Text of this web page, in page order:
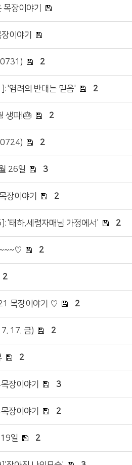
장이야기
이야기
2
염려의 반대는 믿음' 2
생파!🎂 2
2
26일 3
장이야기 2
태하,세령자매님 가정에서' 2
~~~♡ 2
2
목장이야기 ♡ 2
17. 금) 2
2
장이야기 3
장이야기 2
일 2